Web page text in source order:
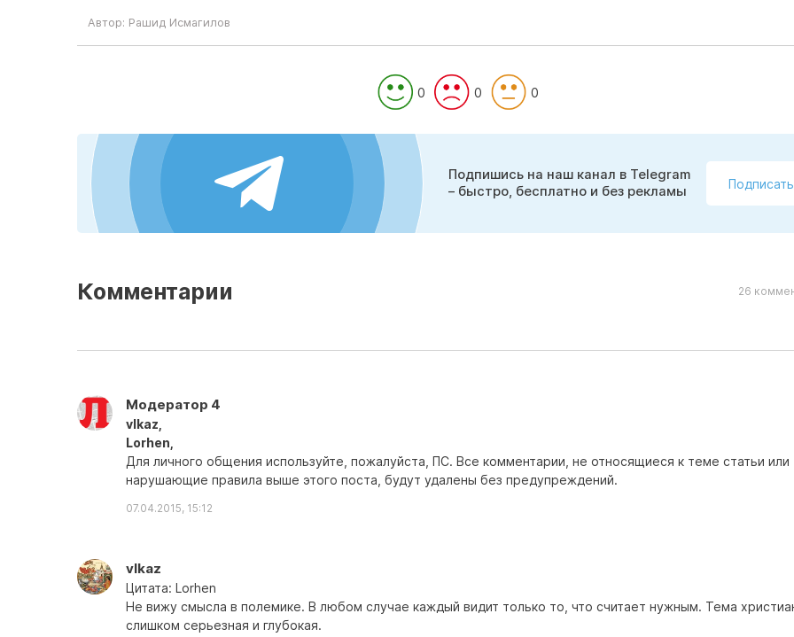
Автор: Рашид Исмагилов
0 0 0
Подпишись на наш канал в Telegram
– быстро, бесплатно и без рекламы
Комментарии 26
Модератор 4
vlkaz,
Lorhen,
Для личного общения используйте, пожалуйста, ПС. Все комментарии, не относящиеся к теме статьи или
нарушающие правила выше этого поста, будут удалены без предупреждений.
07.04.2015, 15:12
vlkaz
Цитата: Lorhen
Не вижу смысла в полемике. В любом случае каждый видит только то, что считает нужным. Тема
слишком серьезная и глубокая.